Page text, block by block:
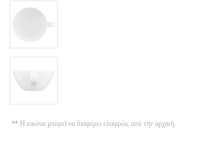
** Η εικόνα μπορεί να διαφέρει ελαφρώς από την αρχική.